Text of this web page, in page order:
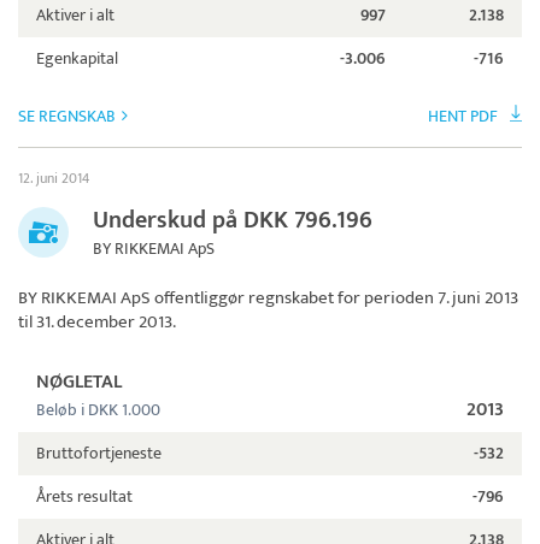
Aktiver i alt
997
2.138
Egenkapital
-3.006 -716
SE REGNSKAB HENT PDF
12. juni 2014
Underskud på DKK 796.196
BY RIKKEMAI ApS
BY RIKKEMAI ApSoffentliggør regnskabet for perioden 7. juni 2013
til 31. december 2013.
NØGLETAL
Beløb i DKK 1.000 2013
Bruttofortjeneste
-532
Årets resultat
-796